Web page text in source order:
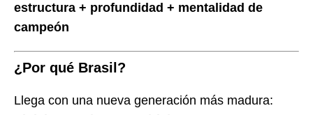
estructura + profundidad + mentalidad de
campeón
¿Por qué Brasil?
Llega con una nueva generación más madura: